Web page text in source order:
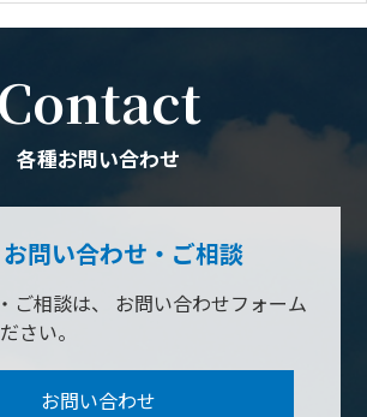
Contact
各種お問い合わせ
お問い合わせ・ご相談
ご相談は、
お問い合わせフォーム
さい。
お問い合わせ